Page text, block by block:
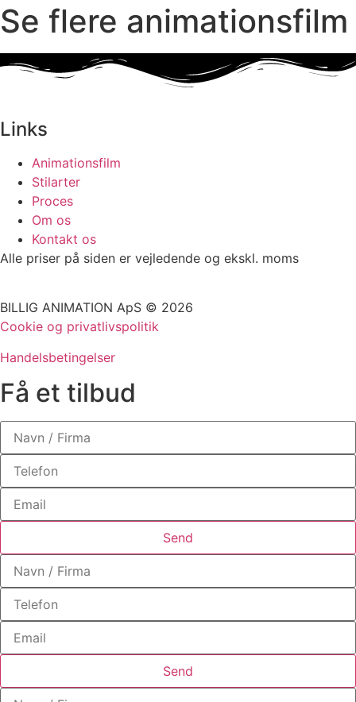
Se flere animationsfilm
Links
Animationsfilm
Stilarter
Proces
Om os
Kontakt os
Alle priser på siden er vejledende og ekskl. moms
BILLIG ANIMATION ApS © 2026
Cookie og privatlivspolitik
Handelsbetingelser
Få et tilbud
Send
Send